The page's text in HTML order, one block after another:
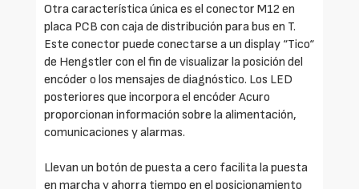
Otra característica única es el conector M12 en
placa PCB con caja de distribución para bus en T.
Este conector puede conectarse a un display “Tico“
de Hengstler con el fin de visualizar la posición del
encóder o los mensajes de diagnóstico. Los LED
posteriores que incorpora el encóder Acuro
proporcionan información sobre la alimentación,
comunicaciones y alarmas.
Llevan un botón de puesta a cero facilita la puesta
en marcha y ahorra tiempo en el posicionamiento